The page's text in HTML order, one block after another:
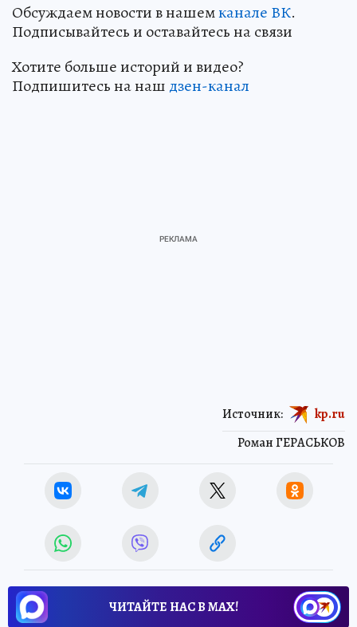
Обсуждаем новости в нашемканале ВК.
Подписывайтесь и оставайтесь на связи
Хотите больше историй и видео?
Подпишитесь на наш дзен-канал
Роман ГЕРАСЬКОВ
Источник: kp.ru
ЧИТАЙТЕ НАС В МАХ!